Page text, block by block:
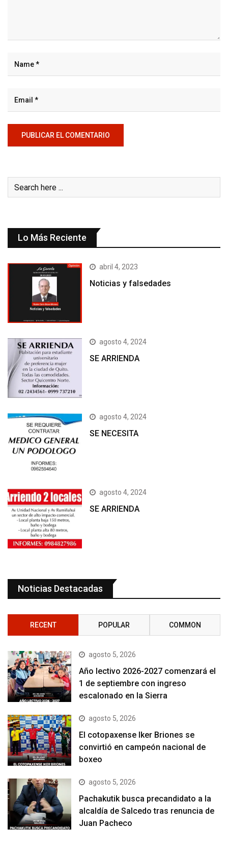
Lo Más Reciente
abril 4, 2023
Noticias y falsedades
agosto 4, 2024
SE ARRIENDA
agosto 4, 2024
SE NECESITA
agosto 4, 2024
SE ARRIENDA
Noticias Destacadas
RECENT POPULAR COMMON
agosto 5, 2026
Año lectivo 2026-2027 comenzará el
1 de septiembre con ingreso
escalonado en la Sierra
agosto 5, 2026
El cotopaxense Iker Briones se
convirtió en campeón nacional de
boxeo
agosto 5, 2026
Pachakutik busca precandidato a la
alcaldía de Salcedo tras renuncia de
Juan Pacheco